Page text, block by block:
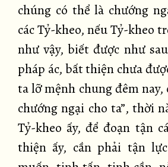
chúng có thể là chướng
các Tỷ-kheo, nếu Tỷ-kheo
như vậy, biết được như
pháp ác, bất thiện chưa
ta lỡ mệnh chung đêm
chướng ngại cho ta”, thời
Tỷ-kheo ấy, để đoạn tận
thiện ấy, cần phải tận